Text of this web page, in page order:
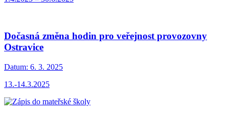
Dočasná změna hodin pro veřejnost provozovny
Ostravice
Datum: 6. 3. 2025
13.-14.3.2025